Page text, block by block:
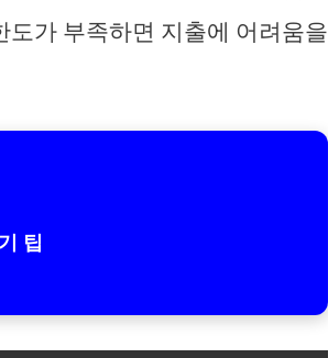
가 부족하면 지출에 어려움을
팁